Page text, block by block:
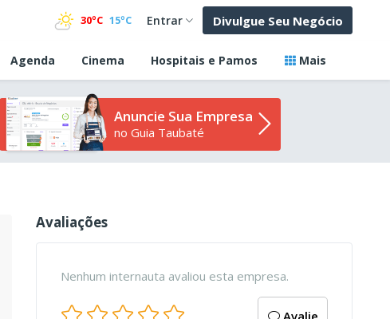
30ºC 15ºC Entrar Divulgue Seu Negócio
Agenda Cinema Hospitais e Pamos Mais
Anuncie Sua Empresa
no Guia Taubaté
Avaliações
Nenhum internauta avaliou esta empresa.
Avalie